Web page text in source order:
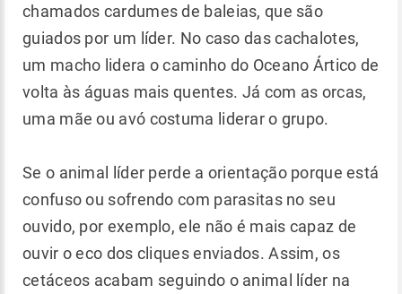
chamados cardumes de baleias, que são
guiados por um líder. No caso das cachalotes,
um macho lidera o caminho do Oceano Ártico de
volta às águas mais quentes. Já com as orcas,
uma mãe ou avó costuma liderar o grupo.
Se o animal líder perde a orientação porque está
confuso ou sofrendo com parasitas no seu
ouvido, por exemplo, ele não é mais capaz de
ouvir o eco dos cliques enviados. Assim, os
cetáceos acabam seguindo o animal líder na